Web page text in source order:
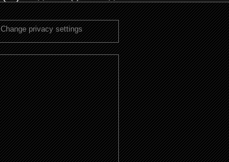
Change privacy settings